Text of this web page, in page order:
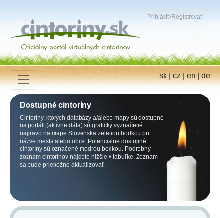
Prihlásiť/Registrovať
sk|cz|en|de
Dostupné cintoríny
Cintoríny, ktorých databázy a/alebo mapy sú dostupné
na portáli (aktívne dáta) sú graficky vyznačené
napravo na mape Slovenska zelenou bodkou pri
názve mesta alebo obce. Potenciálne dostupné
cintoríny sú označené modrou bodkou. Podrobný
zoznam cintorínov nájdete nižšie v tabuľke. Zoznam
sa bude priebežne aktualizovať.